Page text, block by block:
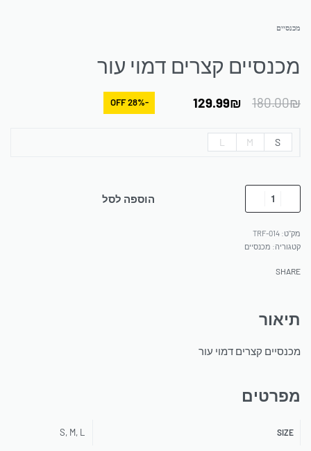
מכנסיים
מכנסיים קצרים דמוי עור
180.00₪
129.99₪
-28% OFF
S
M
L
הוספה לסל
TRF-014
קטגוריה: מכנסיים
SHARE
תיאור
מכנסיים קצרים דמוי עור
מפרטים
SIZE
S, M, L